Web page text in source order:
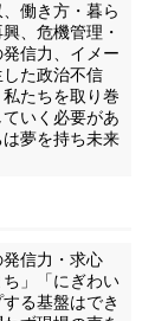
働き方・暮ら
、危機管理・
信力、イメー
た政治不信
たちを取り巻
いく必要があ
夢を持ち未来
信力・求心
」「にぎわい
る基盤はでき